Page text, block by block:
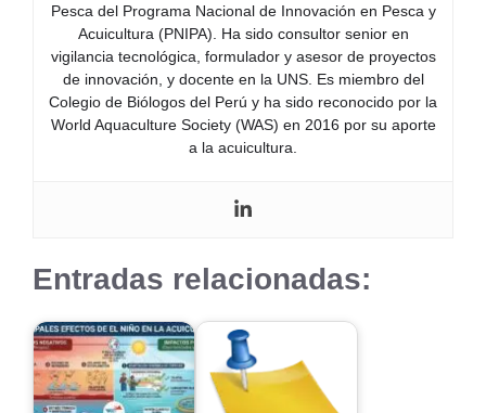
Pesca del Programa Nacional de Innovación en Pesca y
Acuicultura (PNIPA). Ha sido consultor senior en
vigilancia tecnológica, formulador y asesor de proyectos
de innovación, y docente en la UNS. Es miembro del
Colegio de Biólogos del Perú y ha sido reconocido por la
World Aquaculture Society (WAS) en 2016 por su aporte
a la acuicultura.
Entradas relacionadas: